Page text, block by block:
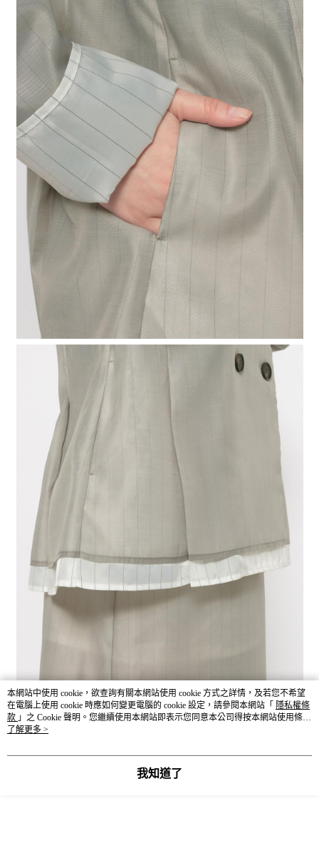
本網站中使用 cookie，欲查詢有關本網站使用 cookie 方式之詳情，及若您不希望
在電腦上使用 cookie 時應如何變更電腦的 cookie 設定，請參閱本網站「 隱私權條
款 」之 Cookie 聲明。您繼續使用本網站即表示您同意本公司得按本網站使用條款
之 Cookie 聲明使用 cookie。
了解更多 >
我知道了